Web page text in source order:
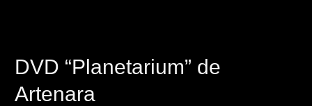
DVD “Planetarium” de
Artenara